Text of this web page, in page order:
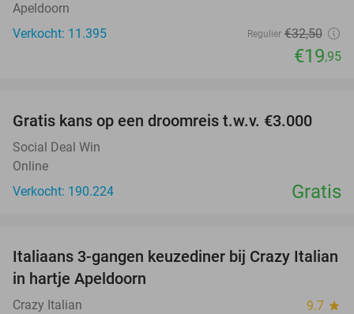
Apeldoorn
Verkocht: 11.395
Regulier €32,50
€19,95
Gratis kans op een droomreis t.w.v. €3.000
Social Deal Win
Online
Verkocht: 190.224
Gratis
27%
Italiaans 3-gangen keuzediner bij Crazy Italian
in hartje Apeldoorn
Crazy Italian 9.7 star